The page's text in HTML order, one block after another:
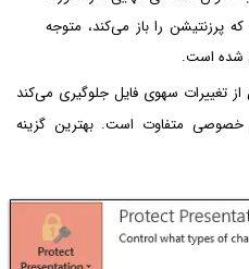
پرزنتیشن را باز می‌کند، متوجه
شده است.
تغییرات سهوی فایل جلوگیری می‌کند
خصوصی متفاوت است. بهترین گزینه